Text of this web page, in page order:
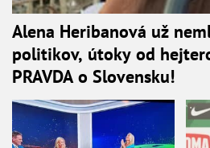
Alena Heribanová už
politikov, útoky od
PRAVDA o Slovensku!